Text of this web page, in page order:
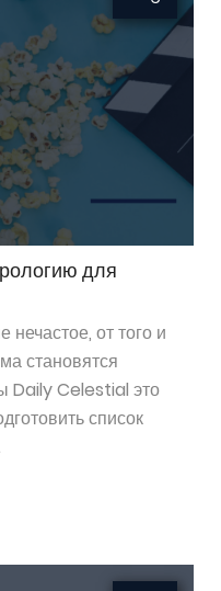
для
от того и
становятся
Daily Celestial это
список